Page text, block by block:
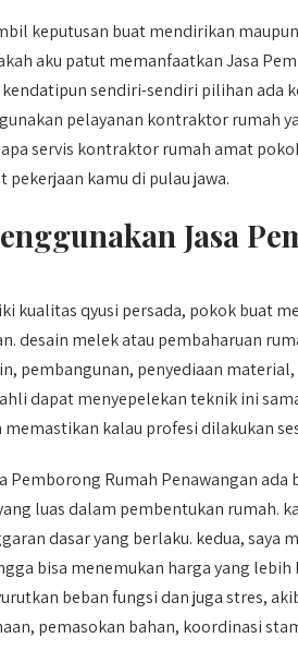
keputusan buat mendirikan
aku patut memanfaatkan Jasa
kendatipun sendiri-sendiri pilihan ada
pelayanan kontraktor rumah
servis kontraktor rumah amat
pekerjaan kamu di pulau jawa.
Jasa
kualitas qyusi persada, pokok buat
desain melek atau pembaharuan
pembangunan, penyediaan
dapat menyepelekan teknik ini
kalau profesi dilakukan
Pemborong Rumah Penawangan
luas dalam pembentukan rumah.
dasar yang berlaku. kedua,
bisa menemukan harga yang
beban fungsi dan juga stres,
pemasokan bahan, koordinasi